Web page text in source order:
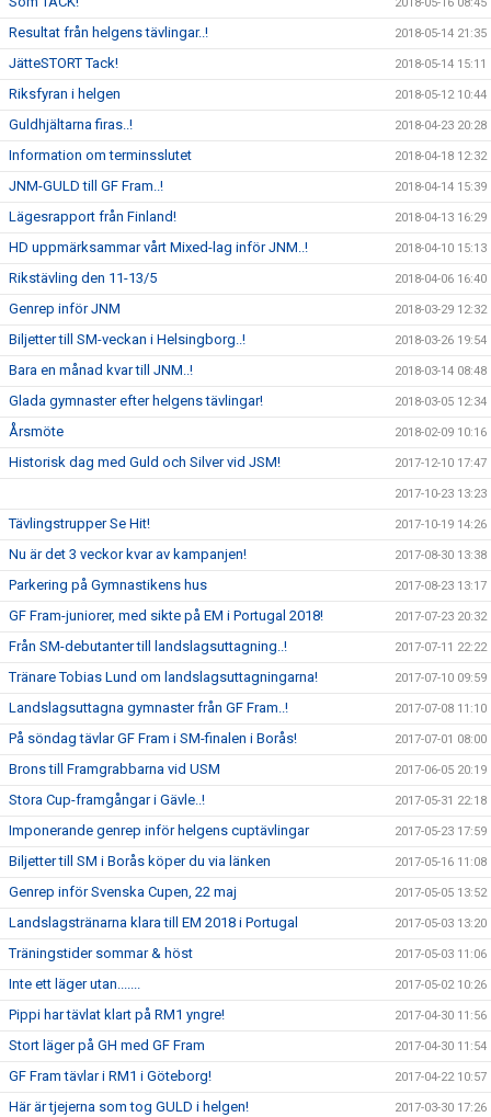
2018-05-16 08:45
Resultat från helgens tävlingar..! 2018-05-14 21:35
JätteSTORT Tack! 2018-05-14 15:11
Riksfyran i helgen 2018-05-12 10:44
Guldhjältarna firas..! 2018-04-23 20:28
Information om terminsslutet 2018-04-18 12:32
JNM-GULD till GF Fram..! 2018-04-14 15:39
Lägesrapport från Finland! 2018-04-13 16:29
HD uppmärksammar vårt Mixed-lag inför JNM..! 2018-04-10 15:13
Rikstävling den 11-13/5 2018-04-06 16:40
Genrep inför JNM 2018-03-29 12:32
Biljetter till SM-veckan i Helsingborg..! 2018-03-26 19:54
Bara en månad kvar till JNM..! 2018-03-14 08:48
Glada gymnaster efter helgens tävlingar! 2018-03-05 12:34
Årsmöte 2018-02-09 10:16
Historisk dag med Guld och Silver vid JSM! 2017-12-10 17:47
2017-10-23 13:23
Tävlingstrupper Se Hit! 2017-10-19 14:26
Nu är det 3 veckor kvar av kampanjen! 2017-08-30 13:38
Parkering på Gymnastikens hus 2017-08-23 13:17
GF Fram-juniorer, med sikte på EM i Portugal 2018! 2017-07-23 20:32
Från SM-debutanter till landslagsuttagning..! 2017-07-11 22:22
Tränare Tobias Lund om landslagsuttagningarna! 2017-07-10 09:59
Landslagsuttagna gymnaster från GF Fram..! 2017-07-08 11:10
På söndag tävlar GF Fram i SM-finalen i Borås! 2017-07-01 08:00
Brons till Framgrabbarna vid USM 2017-06-05 20:19
Stora Cup-framgångar i Gävle..! 2017-05-31 22:18
Imponerande genrep inför helgens cuptävlingar 2017-05-23 17:59
Biljetter till SM i Borås köper du via länken 2017-05-16 11:08
Genrep inför Svenska Cupen, 22 maj 2017-05-05 13:52
Landslagstränarna klara till EM 2018 i Portugal 2017-05-03 13:20
Träningstider sommar & höst 2017-05-03 11:06
Inte ett läger utan....... 2017-05-02 10:26
Pippi har tävlat klart på RM1 yngre! 2017-04-30 11:56
Stort läger på GH med GF Fram 2017-04-30 11:54
GF Fram tävlar i RM1 i Göteborg! 2017-04-22 10:57
Här är tjejerna som tog GULD i helgen! 2017-03-30 17:26